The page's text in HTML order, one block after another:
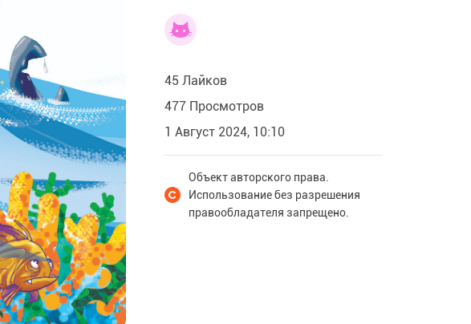
45 Лайков
477 Просмотров
1 Август 2024, 10:10
Объект авторского права.
Использование без разрешения
правообладателя запрещено.